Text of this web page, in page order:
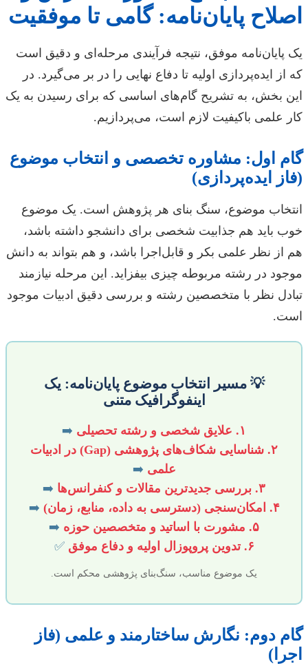
اصلاح پایان‌نامه: گامی تا موفقیت
یک پایان‌نامه موفق، نتیجه فرآیندی مرحله‌ای و دقیق است
که از ایده‌پردازی اولیه تا دفاع نهایی را در بر می‌گیرد. در
این بخش، به تشریح گام‌های اساسی که برای رسیدن به یک
کار علمی باکیفیت لازم است، می‌پردازیم.
گام اول: مشاوره تخصصی و انتخاب موضوع
(فاز ایده‌پردازی)
انتخاب موضوع، سنگ بنای هر پژوهش است. یک موضوع
خوب باید هم جذابیت شخصی برای دانشجو داشته باشد،
هم از نظر علمی بکر و قابل‌اجرا باشد، و هم بتواند به دانش
موجود در رشته مربوطه چیزی بیفزاید. این مرحله نیازمند
تبادل نظر با متخصصین رشته و بررسی دقیق ادبیات موجود
است.
💡 مسیر انتخاب موضوع پایان‌نامه: یک
اینفوگرافیک متنی
۱. علایق شخصی و رشته تحصیلی
➡️
۲. شناسایی شکاف‌های پژوهشی (Gap) در ادبیات
علمی ➡️
۳. بررسی جدیدترین مقالات و کنفرانس‌ها
➡️
۴. امکان‌سنجی (دسترسی به داده، منابع، زمان)
➡️
۵. مشورت با اساتید و متخصصین حوزه
➡️
۶. تدوین پروپوزال اولیه و دفاع موفق
✅
یک موضوع مناسب، سنگ‌بنای پژوهشی محکم است.
گام دوم: نگارش ساختارمند و علمی (فاز
اجرا)